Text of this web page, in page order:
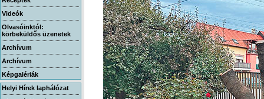
Videók
Olvasóinktól:
körbeküldős üzenetek
Archívum
Archívum
Képgalériák
Helyi Hírek laphálózat